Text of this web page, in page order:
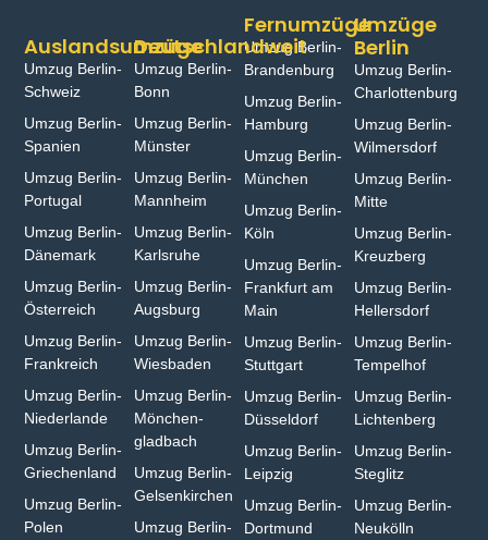
Umzüge
Berlin
Umzug Berlin-
Charlottenburg
Umzug Berlin-
Wilmersdorf
Umzug Berlin-
Mitte
Umzug Berlin-
Kreuzberg
Umzug Berlin-
Hellersdorf
Umzug Berlin-
Tempelhof
Umzug Berlin-
Lichtenberg
Umzug Berlin-
Steglitz
Umzug Berlin-
Neukölln
Fernumzüge
Umzug Berlin-
Brandenburg
Umzug Berlin-
Hamburg⁠
Umzug Berlin-
München
Umzug Berlin-
Köln
Umzug Berlin-
Frankfurt am
Main
Umzug Berlin-
Stuttgart
Umzug Berlin-
Düsseldorf
Umzug Berlin-
Leipzig
Umzug Berlin-
Dortmund
Deutschlandweit
Umzug Berlin-
Bonn⁠
Umzug Berlin-
Münster⁠
Umzug Berlin-
Mannheim
Umzug Berlin-
Karlsruhe
Umzug Berlin-
Augsburg
Umzug Berlin-
Wiesbaden⁠
Umzug Berlin-
Mönchen­
gladbach⁠
Umzug Berlin-
Gelsenkirchen⁠
Umzug Berlin-
Auslandsumzüge
Umzug Berlin-
Schweiz
Umzug Berlin-
Spanien
Umzug Berlin-
Portugal
Umzug Berlin-
Dänemark
Umzug Berlin-
Österreich
Umzug Berlin-
Frankreich
Umzug Berlin-
Niederlande
Umzug Berlin-
Griechenland
Umzug Berlin-
Polen